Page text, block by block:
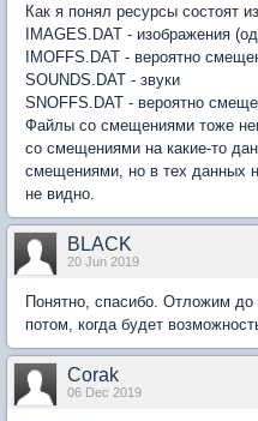
Как я понял ресурсы состоят
IMAGES.DAT - изображения
IMOFFS.DAT - вероятно
SOUNDS.DAT - звуки
SNOFFS.DAT - вероятно
Файлы со смещениями тоже
со смещениями на какие-то
смещениями, но в тех данных
не видно.
BLACK
20 Jun 2019
Понятно, спасибо. Отложим
потом, когда будет
Corak
06 Dec 2019